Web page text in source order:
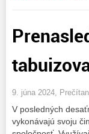
9. júna 2024,
V posledných
vykonávajú svoju